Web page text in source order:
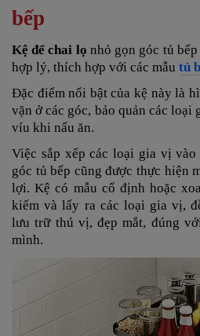
bếp
Kệ để chai lọ nhỏ gọn góc tủ
hợp lý, thích hợp với các mẫu tủ
Đặc điểm nổi bật của kệ này là
vặn ở các góc, bảo quản các loại
víu khi nấu ăn.
Việc sắp xếp các loại gia vị
góc tủ bếp cũng được thực hiện
lợi. Kệ có mẫu cố định hoặc
kiếm và lấy ra các loại gia vị,
lưu trữ thú vị, đẹp mắt, đúng
mình.